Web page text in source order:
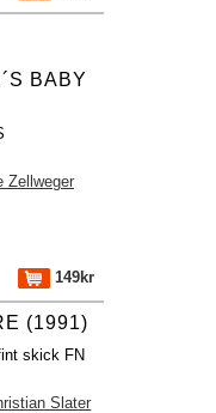
BABY
Zellweger
149kr
(1991)
skick FN
Slater